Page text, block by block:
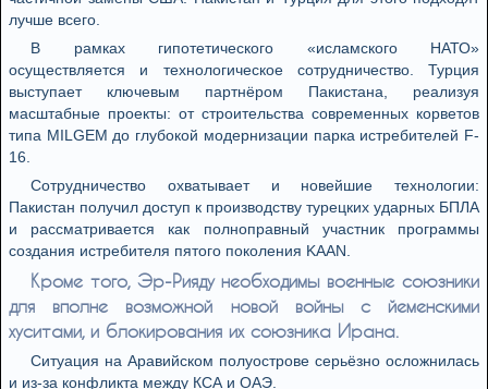
лучше всего.
В рамках гипотетического «исламского НАТО»
осуществляется и технологическое сотрудничество. Турция
выступает ключевым партнёром Пакистана, реализуя
масштабные проекты: от строительства современных корветов
типа MILGEM до глубокой модернизации парка истребителей F-
16.
Сотрудничество охватывает и новейшие технологии:
Пакистан получил доступ к производству турецких ударных БПЛА
и рассматривается как полноправный участник программы
создания истребителя пятого поколения KAAN.
Кроме того, Эр-Рияду необходимы военные союзники
для вполне возможной новой войны с йеменскими
хуситами, и блокирования их союзника Ирана.
Ситуация на Аравийском полуострове серьёзно осложнилась
и из-за конфликта между КСА и ОАЭ.